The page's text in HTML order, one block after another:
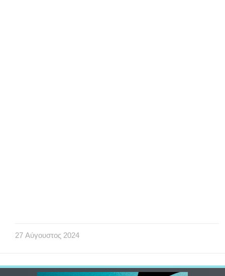
27 Αύγουστος 2024